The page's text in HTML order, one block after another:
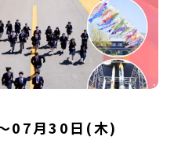
田の歴史ある名所巡り -有田
焼絵付けアクティビティ」 -職
絵付け」体験ワークショップ
しもう！BBQ」 -BBQづく
たちと交流・対話＜２日目＞
クショップ」 -ゲスト講師によ
※天候の状況や参加人数によ
います。参加概要【開催場
【実施日程】7月4日（土）〜7
6月5日（金） 18:30～20:00に
好きでもっと触れてあそびた
すすめ！「おためし地域留学体
し、地域の枠を超えて学校生活
できるプログラムです。はじ
タッフがしっかりとサポート
北海道平取町（びらとりちょ
（びらとりちょう）。壮大な自
町として広く知られていま
アイヌ語「ピラ・ウトゥル」
けられました。見上げるほど
りだけ）」の景色は絶景！日
07月30日(木)